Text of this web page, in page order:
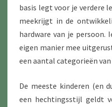
basis legt voor je verdere
meekrijgt in de
hardware van je persoon.
eigen manier mee
een aantal categorieën
De meeste kinderen (en
een hechtingsstijl geldt